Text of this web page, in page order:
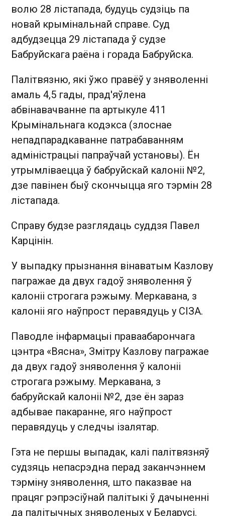
волю 28 лістапада, будуць судзіць па
новай крымінальнай справе. Суд
адбудзецца 29 лістапада ў судзе
Бабруйскага раёна і горада Бабруйска.
Палітвязню, які ўжо правёў у зняволенні
амаль 4,5 гады, прад'яўлена
абвінавачванне па артыкуле 411
Крымінальнага кодэкса (злоснае
непадпарадкаванне патрабаванням
адміністрацыі папраўчай установы). Ён
утрымліваецца ў бабруйскай калоніі №2,
дзе павінен быў скончыцца яго тэрмін 28
лістапада.
Справу будзе разглядаць суддзя Павел
Карцінін.
У выпадку прызнання вінаватым Казлову
пагражае да двух гадоў зняволення ў
калоніі строгага рэжыму. Меркавана, з
калоніі яго наўпрост перавядуць у СІЗА.
Паводле інфармацыі праваабарончага
цэнтра «Вясна», Змітру Казлову пагражае
да двух гадоў зняволення ў калоніі
строгага рэжыму. Меркавана, з
бабруйскай калоніі №2, дзе ён зараз
адбывае пакаранне, яго наўпрост
перавядуць у следчы ізалятар.
Гэта не першы выпадак, калі палітвязняў
судзяць непасрэдна перад заканчэннем
тэрміну зняволення, што паказвае на
працяг рэпрэсіўнай палітыкі ў дачыненні
да палітычных зняволеных у Беларусі.